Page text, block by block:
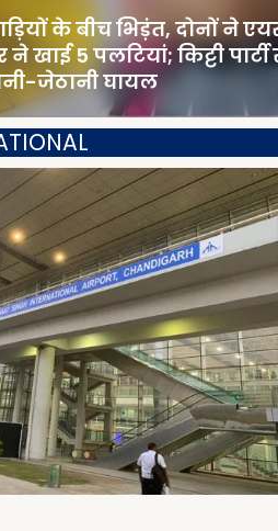
बीच भिड़ंत, दोनों ने एयरबैग
पलटियां; किट्टी पार्टी से
घायल